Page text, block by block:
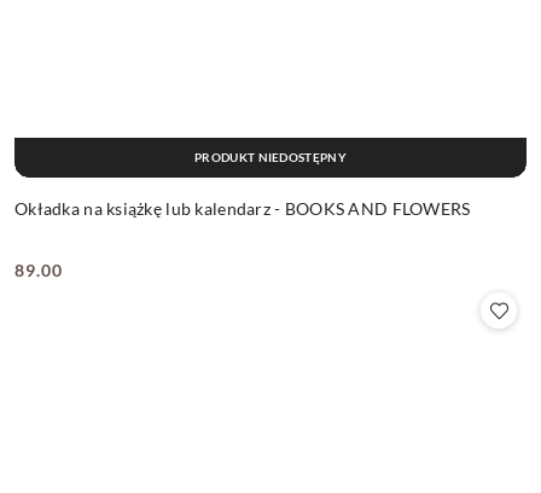
Okładka na książkę lub kalendarz - BOOKS AND FLOWERS
Cena:
89.00
PRODUKT NIEDOSTĘPNY